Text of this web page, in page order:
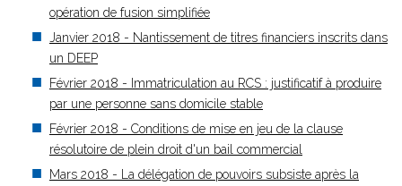
opération de fusion simplifiée
Janvier 2018 - Nantissement de titres financiers inscrits dans
un DEEP
Février 2018 - Immatriculation au RCS : justificatif à produire
par une personne sans domicile stable
Février 2018 - Conditions de mise en jeu de la clause
résolutoire de plein droit d'un bail commercial
Mars 2018 - La délégation de pouvoirs subsiste après la